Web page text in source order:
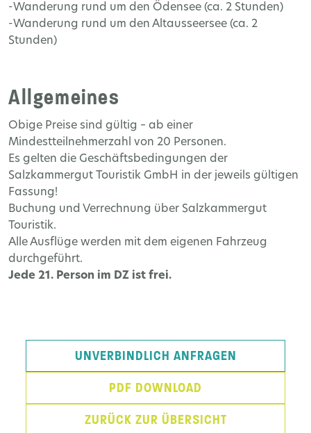
-Wanderung rund um den Ödensee (ca. 2 Stunden)
-Wanderung rund um den Altausseersee (ca. 2
Stunden)
Allgemeines
Obige Preise sind gültig – ab einer
Mindestteilnehmerzahl von 20 Personen.
Es gelten die Geschäftsbedingungen der
Salzkammergut Touristik GmbH in der jeweils gültigen
Fassung!
Buchung und Verrechnung über Salzkammergut
Touristik.
Alle Ausflüge werden mit dem eigenen Fahrzeug
durchgeführt.
Jede 21. Person im DZ ist frei.
UNVERBINDLICH ANFRAGEN
PDF DOWNLOAD
ZURÜCK ZUR ÜBERSICHT